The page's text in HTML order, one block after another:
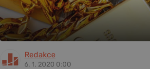
Redakce
6. 1. 2020 0:00